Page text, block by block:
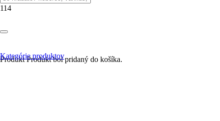
ProduktProduktbol pridaný do košíka.
Kategórie produktov